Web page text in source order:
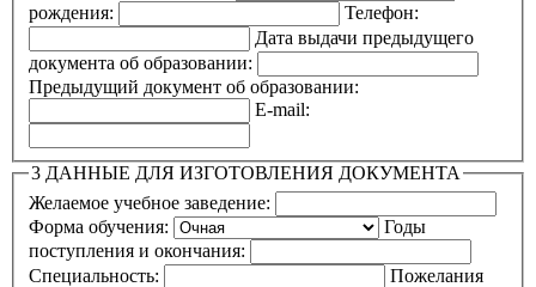
рождения:
Телефон:
Дата выдачи предыдущего
документа об образовании:
Предыдущий документ об образовании:
E-mail:
3 ДАННЫЕ ДЛЯ ИЗГОТОВЛЕНИЯ ДОКУМЕНТА
Желаемое учебное заведение:
Форма обучения:
Годы
поступления и окончания:
Специальность:
Пожелания